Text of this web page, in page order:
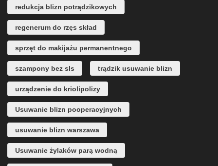
redukcja blizn potrądzikowych
regenerum do rzęs skład
sprzęt do makijażu permanentnego
szampony bez sls trądzik usuwanie blizn
urządzenie do kriolipolizy
Usuwanie blizn pooperacyjnych
usuwanie blizn warszawa
Usuwanie żylaków parą wodną